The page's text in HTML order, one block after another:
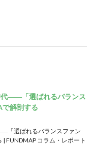
――「選ばれるバランス
で解剖する
「選ばれるバランスファン
| FUNDMAP コラム・レポート